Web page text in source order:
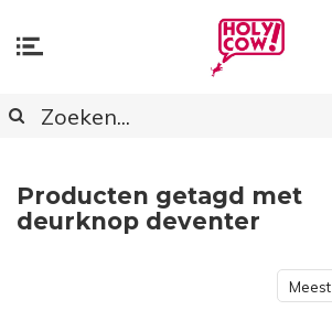
Producten getagd met
deurknop deventer
Meest